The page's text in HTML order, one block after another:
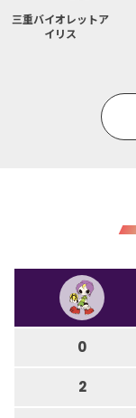
三重バイオレットア
イリス
0
2